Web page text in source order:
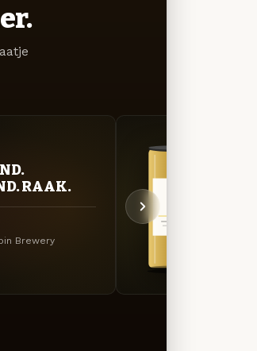
RAAK.
Brewery